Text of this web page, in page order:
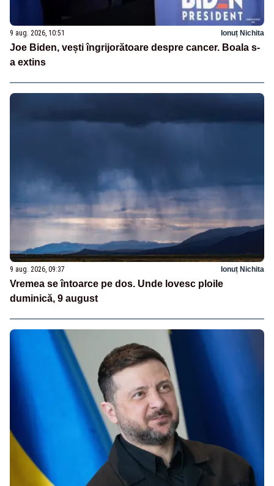
9 aug. 2026, 10:51 Ionuț Nichita
Joe Biden, vești îngrijorătoare despre cancer. Boala s-
a extins
9 aug. 2026, 09:37 Ionuț Nichita
Vremea se întoarce pe dos. Unde lovesc ploile
duminică, 9 august